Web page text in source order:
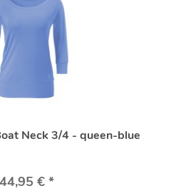
Neck 3/4 - queen-blue
44,95 € *